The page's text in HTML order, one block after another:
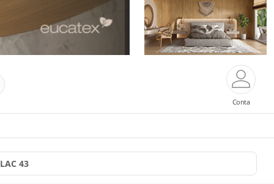
Conta
43